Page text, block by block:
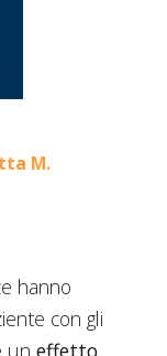
M.
hanno
con gli
un effetto